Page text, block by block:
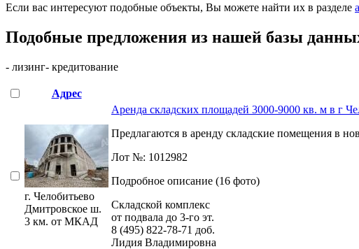
Если вас интересуют подобные объекты, Вы можете найти их в разделе
Подобные предложения из нашей базы
- лизинг- кредитование
Адрес
г. Челобитьево
Дмитровское ш.
3 км. от МКАД
Аренда складских площадей 3000-9000 кв. м в г
Предлагаются в аренду складские помещения в
Лот №: 1012982
Подробное описание (16 фото)
Складской комплекс
от подвала до 3-го эт.
8 (495) 822-78-71 доб.
Лидия Владимировна